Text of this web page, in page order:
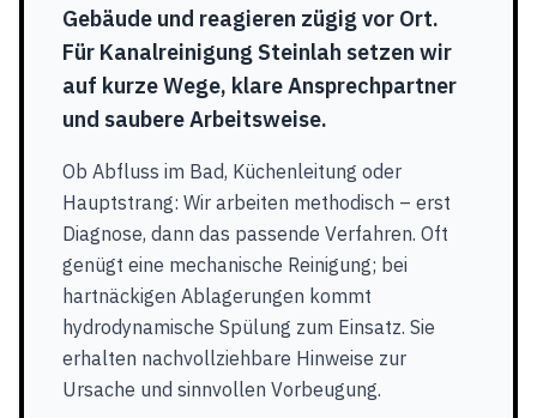
Gebäude und reagieren zügig vor Ort.
Für Kanalreinigung Steinlah setzen wir
auf kurze Wege, klare Ansprechpartner
und saubere Arbeitsweise.
Ob Abfluss im Bad, Küchenleitung oder
Hauptstrang: Wir arbeiten methodisch – erst
Diagnose, dann das passende Verfahren. Oft
genügt eine mechanische Reinigung; bei
hartnäckigen Ablagerungen kommt
hydrodynamische Spülung zum Einsatz. Sie
erhalten nachvollziehbare Hinweise zur
Ursache und sinnvollen Vorbeugung.